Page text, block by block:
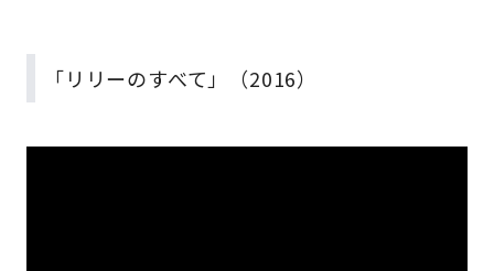
「リリーのすべて」（2016）